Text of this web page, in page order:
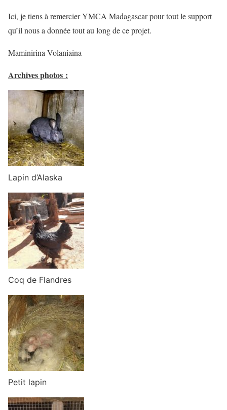
Ici, je tiens à remercier YMCA Madagascar pour tout le support
qu’il nous a donnée tout au long de ce projet.
Maminirina Volaniaina
Archives photos :
Lapin d’Alaska
Coq de Flandres
Petit lapin